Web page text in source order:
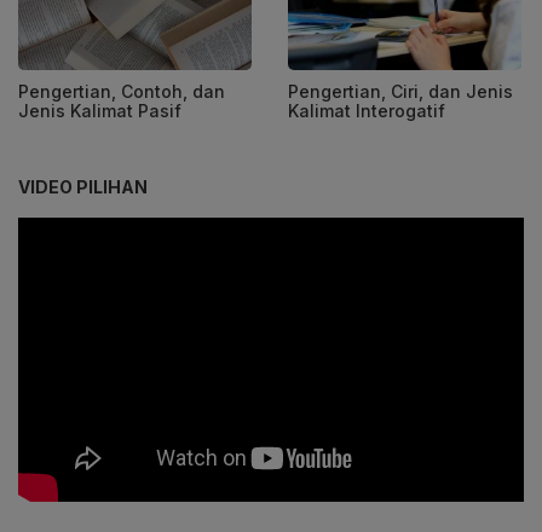
Pengertian, Contoh, dan
Jenis Kalimat Pasif
Pengertian, Ciri, dan Jenis
Kalimat Interogatif
VIDEO PILIHAN